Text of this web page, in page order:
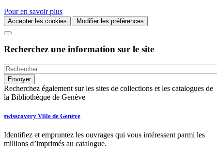
Pour en savoir plus
Accepter les cookies Modifier les préférences
Recherchez une information sur le site
Recherchez également sur les sites de collections et les catalogues de
la Bibliothèque de Genève
swisscovery Ville de Genève
Identifiez et empruntez les ouvrages qui vous intéressent parmi les
millions d’imprimés au catalogue.